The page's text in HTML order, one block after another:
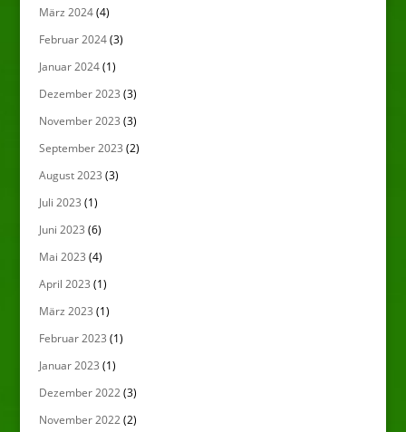
März 2024(4)
Februar 2024(3)
Januar 2024(1)
Dezember 2023 (3)
November 2023 (3)
September 2023 (2)
August 2023 (3)
Juli 2023 (1)
Juni 2023 (6)
Mai 2023 (4)
April 2023 (1)
März 2023 (1)
Februar 2023 (1)
Januar 2023 (1)
Dezember 2022(3)
November 2022(2)